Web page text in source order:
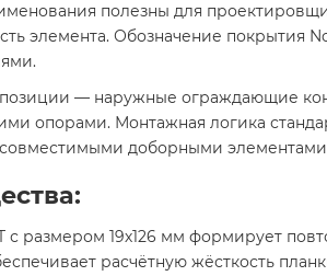
полезны для
элемента. Обозначение покрытия
— наружные ограждающие
опорами. Монтажная логика
доборными
с размером 19х126 мм формирует
расчётную жёсткость